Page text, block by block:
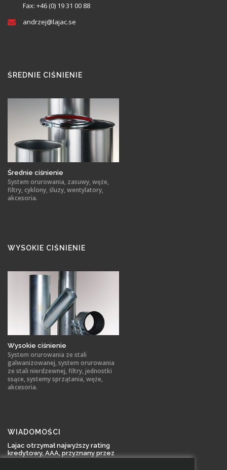
Fax: +46 (0) 19 31 00 88
andrzej@lajac.se
ŚREDNIE CIŚNIENIE
Średnie ciśnienie
System orurowania, zasuwy, węże,
filtry, cyklony, śluzy, wentylatory,
akcesoria.
WYSOKIE CIŚNIENIE
Wysokie ciśnienie
System orurowania ze stali
galwanizowanej, system orurowania
ze stali nierdzewnej, filtry, jednostki
ssące, systemy sprzątania, węże,
akcesoria.
WIADOMOŚCI
Lajac otrzymał najwyższy rating
kredytowy, AAA, przyznany przez